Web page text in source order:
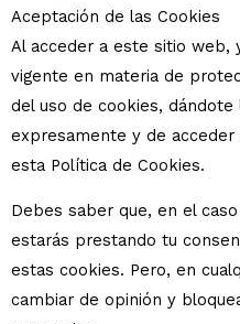
Aceptación de las Cookies
Al acceder a este sitio web,
vigente en materia de
del uso de cookies,
expresamente y de
esta Política de Cookies.
Debes saber que, en el
estarás prestando tu
estas cookies. Pero, en
cambiar de opinión y